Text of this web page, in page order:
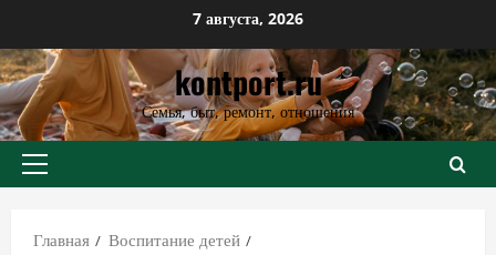
к
содержимому
7 августа, 2026
kontport.ru
Семья, быт, ремонт, отношения
Основное
Главная
Воспитание детей